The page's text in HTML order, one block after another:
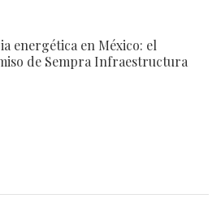
energética en México: el
de Sempra Infraestructura